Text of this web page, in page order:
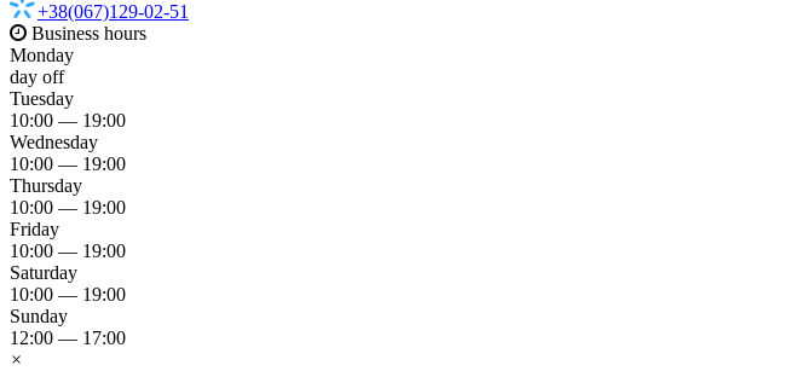
+38(067)129-02-51
Business hours
Monday
day off
Tuesday
10:00 — 19:00
Wednesday
10:00 — 19:00
Thursday
10:00 — 19:00
Friday
10:00 — 19:00
Saturday
10:00 — 19:00
Sunday
12:00 — 17:00
×